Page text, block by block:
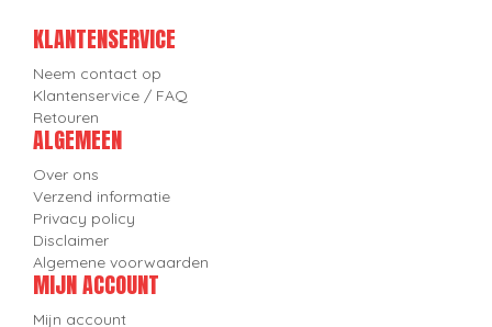
KLANTENSERVICE
Neem contact op
Klantenservice / FAQ
Retouren
ALGEMEEN
Over ons
Verzend informatie
Privacy policy
Disclaimer
Algemene voorwaarden
MIJN ACCOUNT
Mijn account